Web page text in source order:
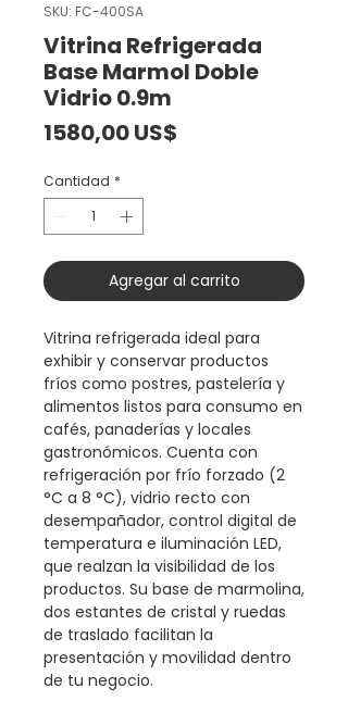
SKU: FC-400SA
Vitrina Refrigerada
Base Marmol Doble
Vidrio 0.9m
1580,00 US$
Cantidad *
Agregar al carrito
Vitrina refrigerada ideal para
exhibir y conservar productos
fríos como postres, pastelería y
alimentos listos para consumo en
cafés, panaderías y locales
gastronómicos. Cuenta con
refrigeración por frío forzado (2
°C a 8 °C), vidrio recto con
desempañador, control digital de
temperatura e iluminación LED,
que realzan la visibilidad de los
productos. Su base de marmolina,
dos estantes de cristal y ruedas
de traslado facilitan la
presentación y movilidad dentro
de tu negocio.